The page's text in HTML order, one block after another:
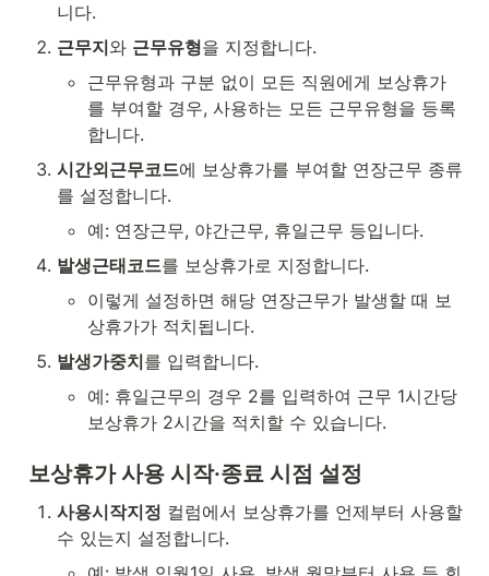
니다.
근무지와 근무유형을 지정합니다.
근무유형과 구분 없이 모든 직원에게 보상휴가
를 부여할 경우, 사용하는 모든 근무유형을 등록
합니다.
시간외근무코드에 보상휴가를 부여할 연장근무 종류
를 설정합니다.
예: 연장근무, 야간근무, 휴일근무 등입니다.
발생근태코드를 보상휴가로 지정합니다.
이렇게 설정하면 해당 연장근무가 발생할 때 보
상휴가가 적치됩니다.
발생가중치를 입력합니다.
예: 휴일근무의 경우 2를 입력하여 근무 1시간당
보상휴가 2시간을 적치할 수 있습니다.
보상휴가 사용 시작·종료 시점 설정
사용시작지정 컬럼에서 보상휴가를 언제부터 사용할
수 있는지 설정합니다.